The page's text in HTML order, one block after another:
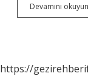
Devamını okuyun
https://